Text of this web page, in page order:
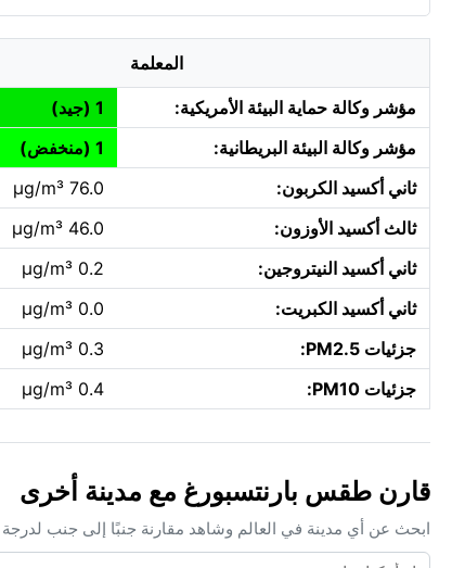
المعلمة
مؤشر وكالة حماية البيئة الأمريكية:
1 (جيد)
مؤشر وكالة البيئة البريطانية:
1 (منخفض)
ثاني أكسيد الكربون:
76.0 µg/m³
ثالث أكسيد الأوزون:
46.0 µg/m³
ثاني أكسيد النيتروجين:
0.2 µg/m³
ثاني أكسيد الكبريت:
0.0 µg/m³
جزئيات PM2.5:
0.3 µg/m³
جزئيات PM10:
0.4 µg/m³
قارن طقس بارنتسبورغ مع مدينة أخرى
ابحث عن أي مدينة في العالم وشاهد مقارنة جنبًا إلى جنب